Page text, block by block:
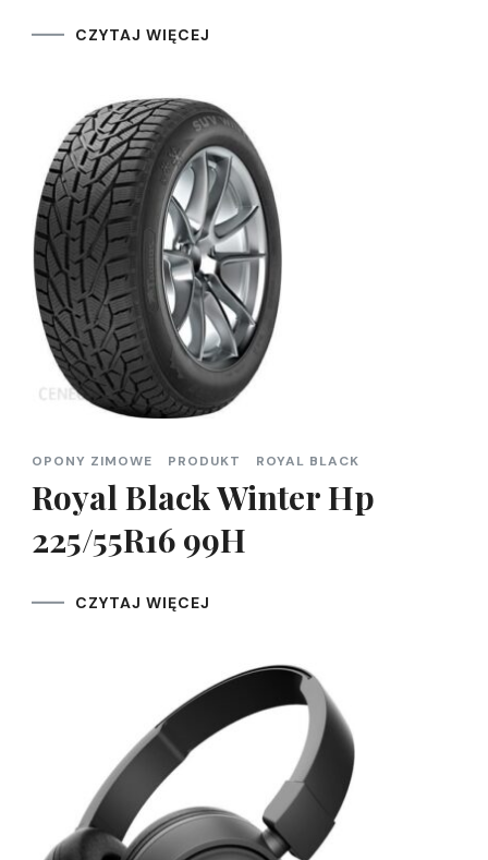
CZYTAJ WIĘCEJ
OPONY ZIMOWE PRODUKT ROYAL BLACK
Royal Black Winter Hp
225/55R16 99H
CZYTAJ WIĘCEJ